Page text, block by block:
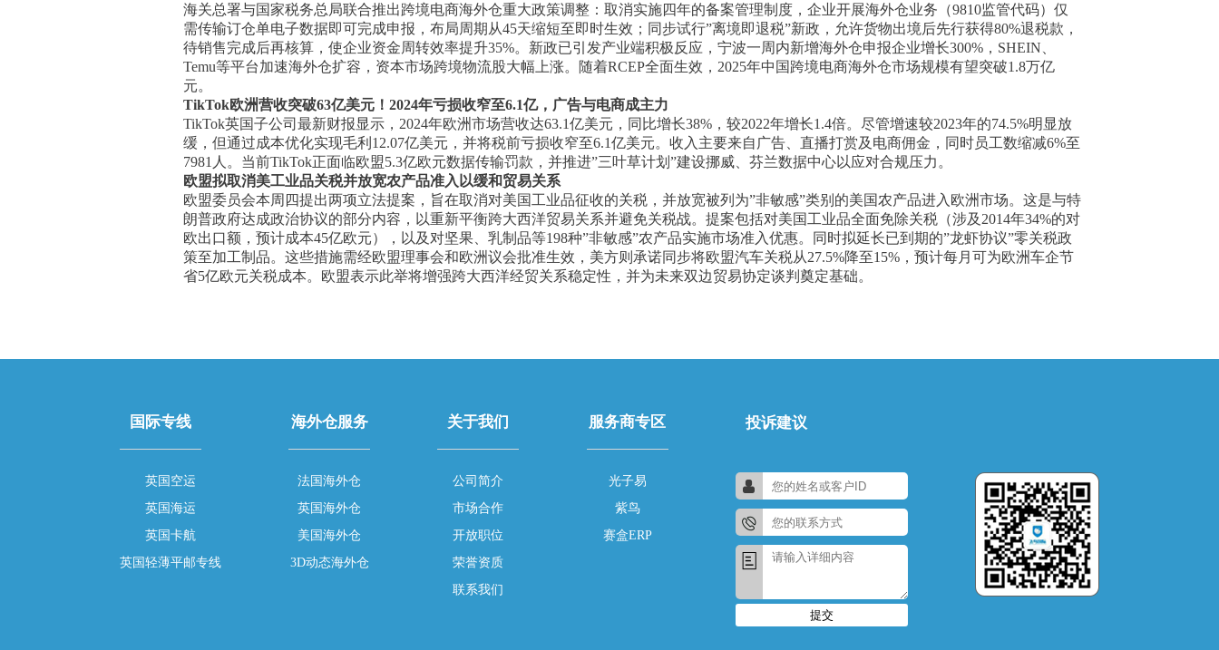
海关总署与国家税务总局联合推出跨境电商海外仓重大政策调整：取消实施四年的备案管理制度，企业开展海外仓业务（9810监管代码）仅
需传输订仓单电子数据即可完成申报，布局周期从45天缩短至即时生效；同步试行”离境即退税”新政，允许货物出境后先行获得80%退税款，
待销售完成后再核算，使企业资金周转效率提升35%。新政已引发产业端积极反应，宁波一周内新增海外仓申报企业增长300%，SHEIN、
Temu等平台加速海外仓扩容，资本市场跨境物流股大幅上涨。随着RCEP全面生效，2025年中国跨境电商海外仓市场规模有望突破1.8万亿
元。
TikTok欧洲营收突破63亿美元！2024年亏损收窄至6.1亿，广告与电商成主力
TikTok英国子公司最新财报显示，2024年欧洲市场营收达63.1亿美元，同比增长38%，较2022年增长1.4倍。尽管增速较2023年的74.5%明显放
缓，但通过成本优化实现毛利12.07亿美元，并将税前亏损收窄至6.1亿美元。收入主要来自广告、直播打赏及电商佣金，同时员工数缩减6%至
7981人。当前TikTok正面临欧盟5.3亿欧元数据传输罚款，并推进”三叶草计划”建设挪威、芬兰数据中心以应对合规压力。
欧盟拟取消美工业品关税并放宽农产品准入以缓和贸易关系
欧盟委员会本周四提出两项立法提案，旨在取消对美国工业品征收的关税，并放宽被列为”非敏感”类别的美国农产品进入欧洲市场。这是与特
朗普政府达成政治协议的部分内容，以重新平衡跨大西洋贸易关系并避免关税战。提案包括对美国工业品全面免除关税（涉及2014年34%的对
欧出口额，预计成本45亿欧元），以及对坚果、乳制品等198种”非敏感”农产品实施市场准入优惠。同时拟延长已到期的”龙虾协议”零关税政
策至加工制品。这些措施需经欧盟理事会和欧洲议会批准生效，美方则承诺同步将欧盟汽车关税从27.5%降至15%，预计每月可为欧洲车企节
省5亿欧元关税成本。欧盟表示此举将增强跨大西洋经贸关系稳定性，并为未来双边贸易协定谈判奠定基础。
国际专线
英国空运
英国海运
英国卡航
英国轻薄平邮专线
海外仓服务
法国海外仓
英国海外仓
美国海外仓
3D动态海外仓
关于我们
公司简介
市场合作
开放职位
荣誉资质
联系我们
服务商专区
光子易
紫鸟
赛盒ERP
投诉建议
提交